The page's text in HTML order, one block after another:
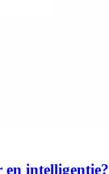
en intelligentie?